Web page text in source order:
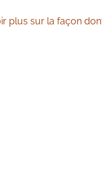
plus sur la façon